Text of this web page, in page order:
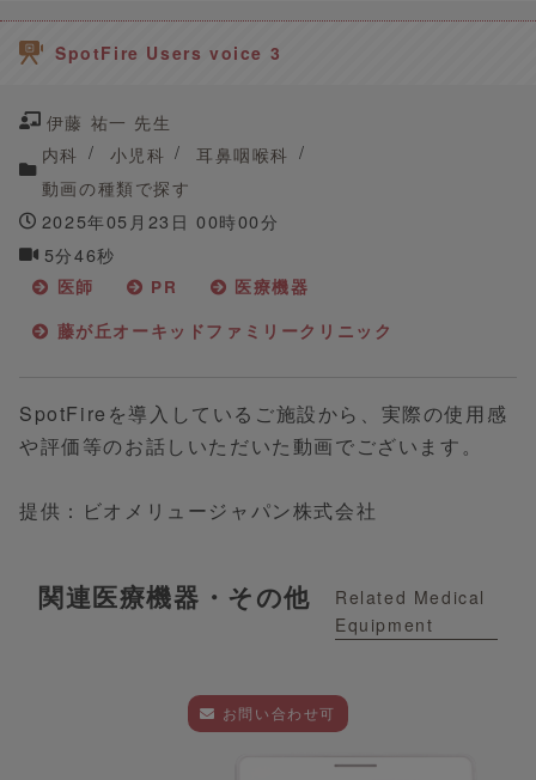
SpotFire Users voice 3
伊藤 祐一 先生
内科
小児科
耳鼻咽喉科
動画の種類で探す
2025年05月23日 00時00分
5分46秒
医師 PR
医療機器
藤が丘オーキッドファミリークリニック
SpotFireを導入しているご施設から、実際の使用感
や評価等のお話しいただいた動画でございます。
提供：ビオメリュージャパン株式会社
関連医療機器・その他
Related Medical
Equipment
お問い合わせ可